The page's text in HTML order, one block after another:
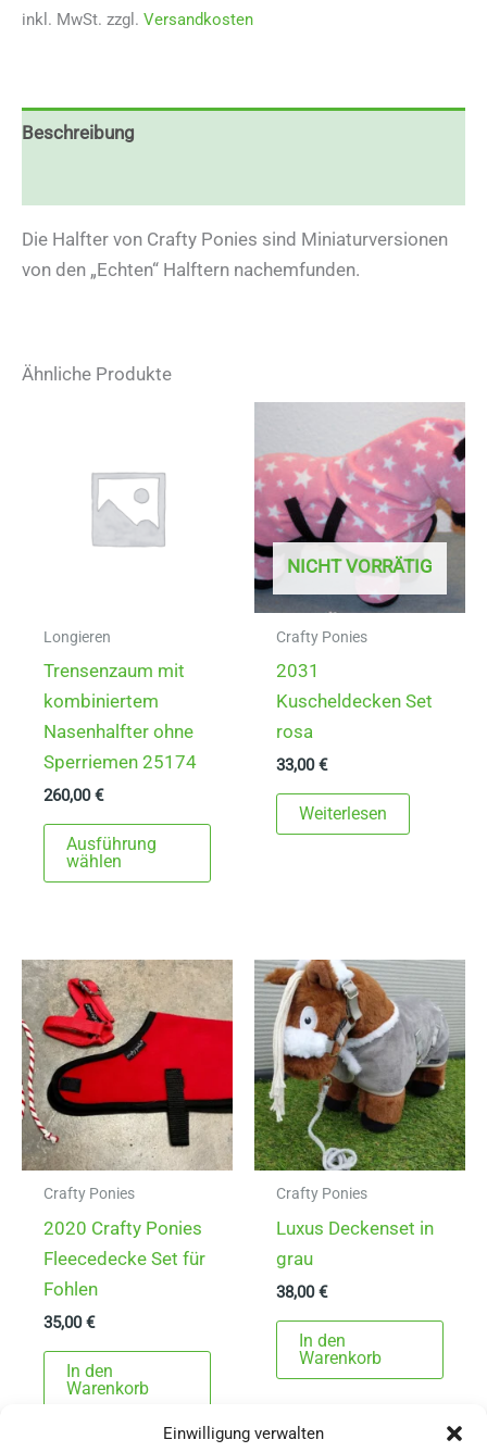
Einwilligung verwalten
inkl. MwSt. zzgl. Versandkosten
Beschreibung
Die Halfter von Crafty Ponies sind Miniaturversionen
von den „Echten“ Halftern nachemfunden.
Ähnliche Produkte
Longieren
Trensenzaum mit
kombiniertem
Nasenhalfter ohne
Sperriemen 25174
260,00€
Ausführung
wählen
Dieses
weist
auf.
Optionen
können
auf
der
Produktseite
NICHT VORRÄTIG
Crafty Ponies
2031
Kuscheldecken Set
rosa
33,00€
Weiterlesen
Crafty Ponies
2020 Crafty Ponies
Fleecedecke Set für
Fohlen
35,00€
In den
Warenkorb
Crafty Ponies
Luxus Deckenset in
grau
38,00€
In den
Warenkorb